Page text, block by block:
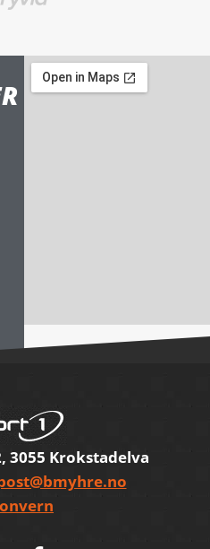
3055 Krokstadelva